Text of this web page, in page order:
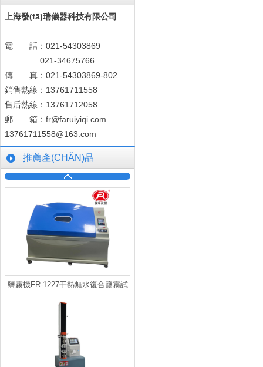
上海發(fā)瑞儀器科技有限公司
電 話：021-54303869
021-34675766
傳 真：021-54303869-802
銷售熱線：13761711558
售后熱線：13761712058
郵 箱： fr@faruiyiqi.com
13761711558@163.com
推薦產(CHǍN)品
鹽霧機FR-1227干熱無水復合鹽霧試
驗箱